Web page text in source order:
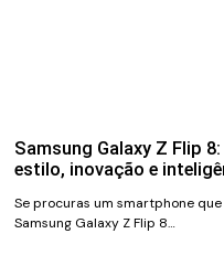
Samsung Galaxy Z Flip
estilo, inovação e
Se procuras um smartphone
Samsung Galaxy Z Flip 8…